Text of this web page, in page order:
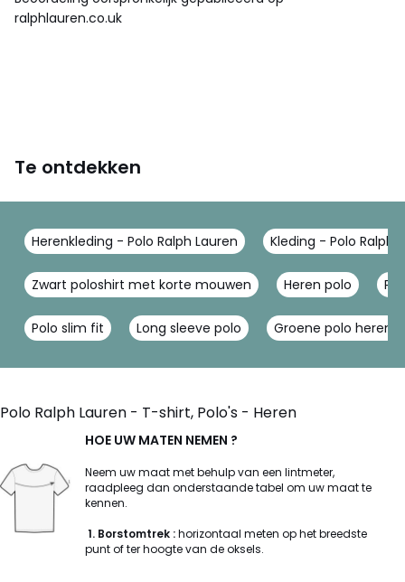
ralphlauren.co.uk
Te ontdekken
Herenkleding - Polo Ralph Lauren Kleding - Polo Ralph
Zwart poloshirt met korte mouwen Heren polo
Polo slim fit Long sleeve polo Groene polo heren
Polo Ralph Lauren - T-shirt, Polo's - Heren
HOE UW MATEN NEMEN ?
Neem uw maat met behulp van een lintmeter,
raadpleeg dan onderstaande tabel om uw maat te
kennen.
1. Borstomtrek :horizontaal meten op het breedste
punt of ter hoogte van de oksels.